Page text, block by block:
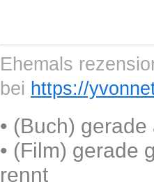
Ehemals
bei https://
• (Buch) gerade
• (Film) gerade
rennt